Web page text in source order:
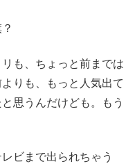
も、ちょっと前までは
りも、もっと人気出て
思うんだけども。もう
ビまで出られちゃう